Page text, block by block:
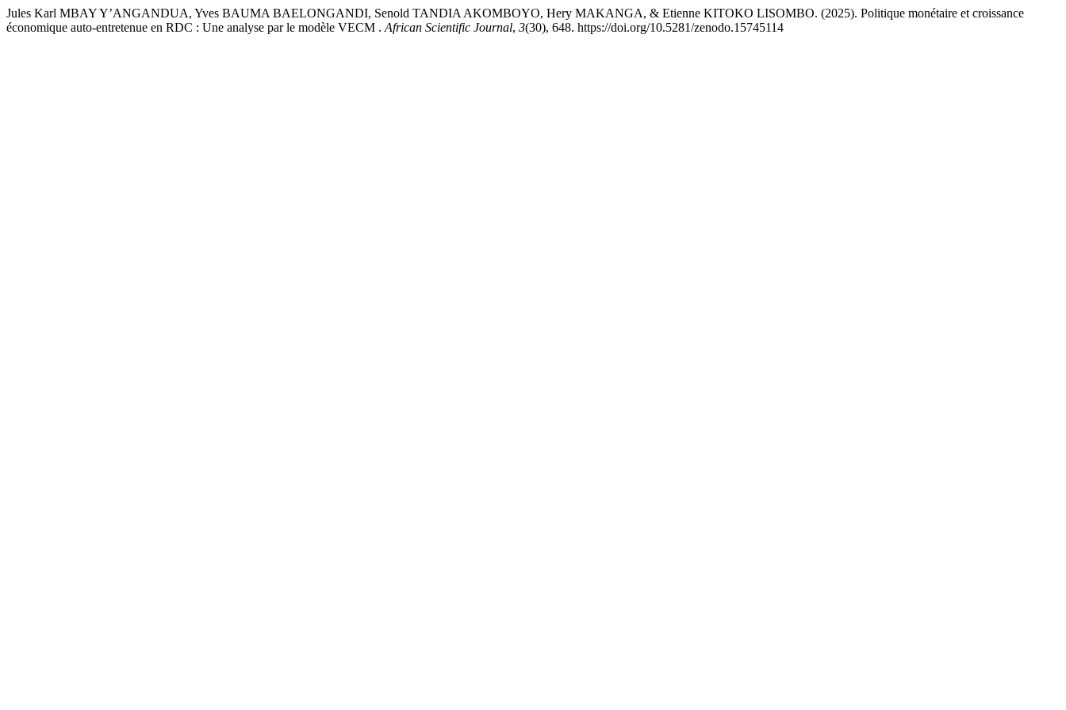
Jules Karl MBAY Y’ANGANDUA, Yves BAUMA BAELONGANDI, Senold TANDIA AKOMBOYO, Hery MAKANGA, & Etienne KITOKO LISOMBO. (2025). Politique monétaire et croissance
économique auto-entretenue en RDC : Une analyse par le modèle VECM . African Scientific Journal, 3(30), 648. https://doi.org/10.5281/zenodo.15745114